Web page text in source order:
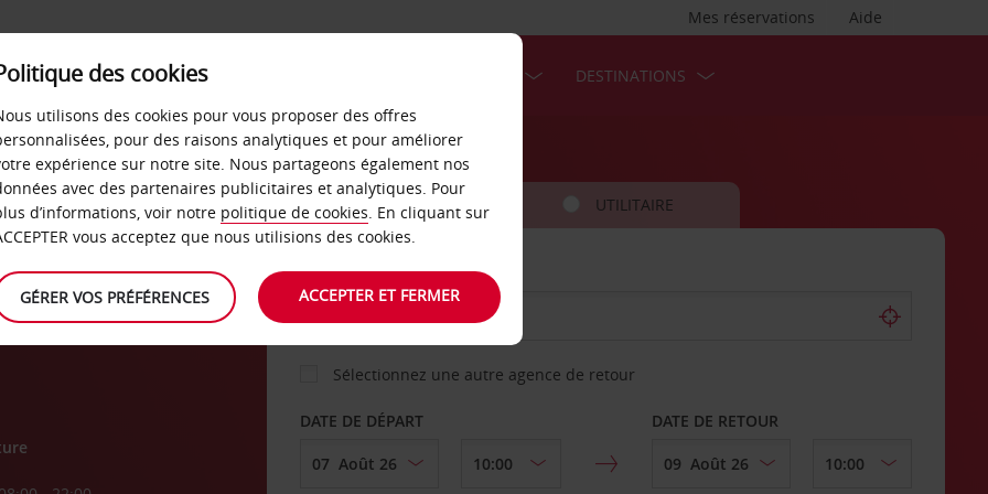
Aide
Mes réservations
LIBRE-SERVICE DESTINATIONS
VOITURE UTILITAIRE
AGENCE DE DÉPART
Sélectionnez une autre agence de retour
DATE DE DÉPART DATE DE RETOUR
des cookies
utilisons des cookies pour vous proposer des offres
pour des raisons analytiques et pour améliorer
expérience sur notre site. Nous partageons également nos
avec des partenaires publicitaires et analytiques. Pour
d’informations, voir notre politique de cookies. En cliquant sur
vous acceptez que nous utilisions des cookies.
GÉRER VOS PRÉFÉRENCES ACCEPTER ET FERMER